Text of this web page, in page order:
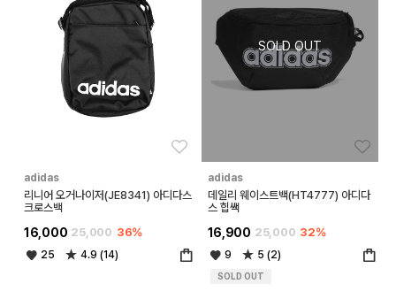
adidas
리니어 오거나이저(JE8341) 아디다스
크로스백
16,000 25,000 36%
25 4.9 (14)
adidas
데일리 웨이스트백(HT4777) 아디다
스 힙쌕
16,900 25,000 32%
9 5 (2)
SOLD OUT